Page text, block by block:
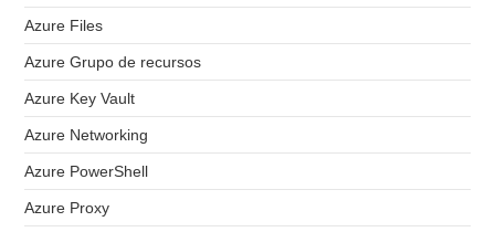
Azure Files
Azure Grupo de recursos
Azure Key Vault
Azure Networking
Azure PowerShell
Azure Proxy